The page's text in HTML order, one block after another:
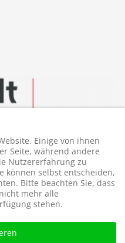
Einige von ihnen
Seite, während andere
Nutzererfahrung zu
können selbst entscheiden,
Bitte beachten Sie, dass
mehr alle
stehen.